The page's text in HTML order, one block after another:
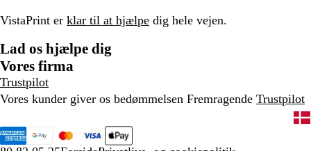
VistaPrint er klar til at hjælpe dig hele vejen.
Lad os hjælpe dig
Vores firma
Trustpilot
Vores kunder giver os bedømmelsen Fremragende Trustpilot